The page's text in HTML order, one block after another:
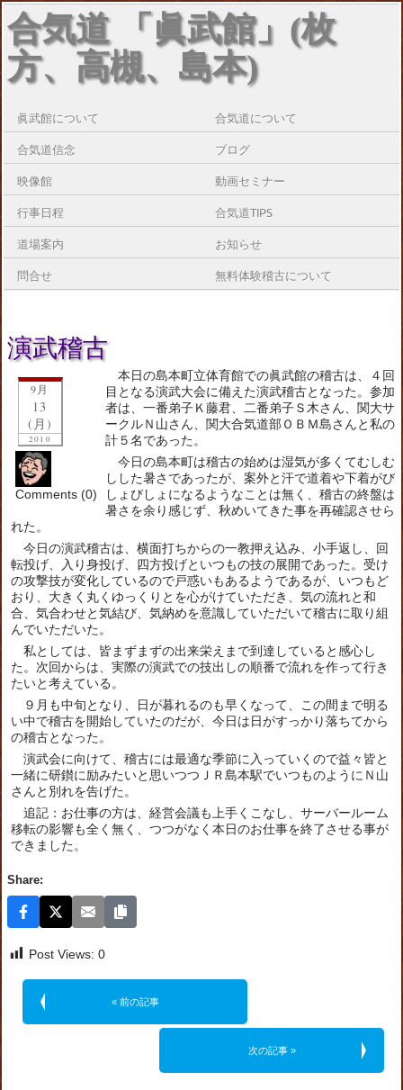
合気道 「眞武館」(枚
方、高槻、島本)
眞武館について 合気道について
合気道信念 ブログ
映像館 動画セミナー
行事日程 合気道TIPS
道場案内 お知らせ
問合せ 無料体験稽古について
演武稽古
9月
13
(月)
2010
Comments (0)
本日の島本町立体育館での眞武館の稽古は、４回
目となる演武大会に備えた演武稽古となった。参加
者は、一番弟子Ｋ藤君、二番弟子Ｓ木さん、関大サ
ークルＮ山さん、関大合気道部ＯＢＭ島さんと私の
計５名であった。
今日の島本町は稽古の始めは湿気が多くてむしむ
しした暑さであったが、案外と汗で道着や下着がび
しょびしょになるようなことは無く、稽古の終盤は
暑さを余り感じず、秋めいてきた事を再確認させら
れた。
今日の演武稽古は、横面打ちからの一教押え込み、小手返し、回
転投げ、入り身投げ、四方投げといつもの技の展開であった。受け
の攻撃技が変化しているので戸惑いもあるようであるが、いつもど
おり、大きく丸くゆっくりとを心がけていただき、気の流れと和
合、気合わせと気結び、気納めを意識していただいて稽古に取り組
んでいただいた。
私としては、皆まずまずの出来栄えまで到達していると感心し
た。次回からは、実際の演武での技出しの順番で流れを作って行き
たいと考えている。
９月も中旬となり、日が暮れるのも早くなって、この間まで明る
い中で稽古を開始していたのだが、今日は日がすっかり落ちてから
の稽古となった。
演武会に向けて、稽古には最適な季節に入っていくので益々皆と
一緒に研鑚に励みたいと思いつつＪＲ島本駅でいつものようにＮ山
さんと別れを告げた。
追記：お仕事の方は、経営会議も上手くこなし、サーバールーム
移転の影響も全く無く、つつがなく本日のお仕事を終了させる事が
できました。
Share:
Post Views: 0
« 前の記事
次の記事 »